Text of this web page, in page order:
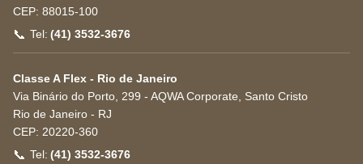
CEP: 88015-100
📞 Tel: (41) 3532-3676
Classe A Flex - Rio de Janeiro
Via Binário do Porto, 299 - AQWA Corporate, Santo Cristo
Rio de Janeiro - RJ
CEP: 20220-360
📞 Tel: (41) 3532-3676